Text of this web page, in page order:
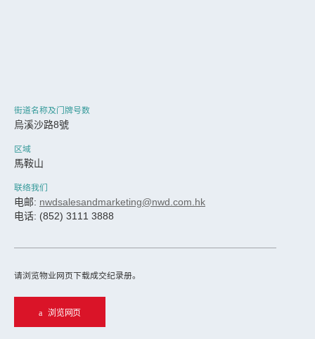
街道名称及门牌号数
烏溪沙路8號
区域
馬鞍山
联络我们
电邮: nwdsalesandmarketing@nwd.com.hk
电话: (852) 3111 3888
请浏览物业网页下载成交纪录册。
浏览网页